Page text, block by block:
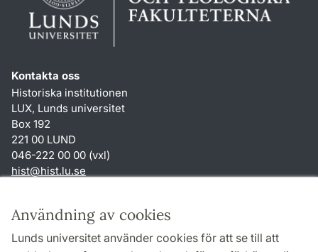
Användning av cookies
Lunds universitet använder cookies för att se till att
Kontakta oss
Historiska institutionen
LUX, Lunds universitet
Box 192
221 00 LUND
046-222 00 00 (vxl)
hist@hist.lu.se
Genvägar
Om webbplatsen och cookies
Behandling av personuppgifter